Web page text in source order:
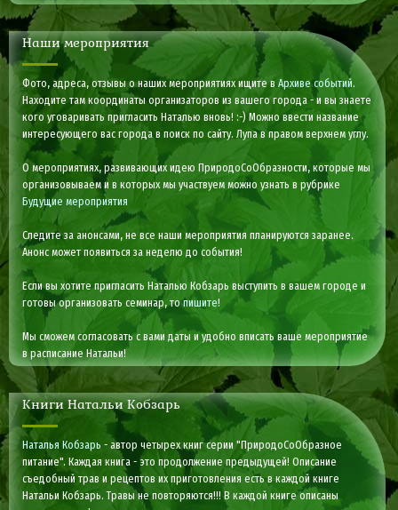
Наши мероприятия
Фото, адреса, отзывы о наших мероприятиях ищите вАрхиве событий.
Находите там координаты организаторов из вашего города - и вы знаете
кого уговаривать пригласить Наталью вновь! :-) Можно ввести название
интересующего вас города в поиск по сайту. Лупа в правом верхнем углу.
О мероприятиях, развивающих идею ПриродоСоОбразности, которые мы
организовываем и в которых мы участвуем можно узнать в рубрике
Будущие мероприятия
Следите за анонсами, не все наши мероприятия планируются заранее.
Анонс может появиться за неделю до события!
Если вы хотите пригласить Наталью Кобзарь выступить в вашем городе и
готовы организовать семинар, топишите!
Мы сможем согласовать с вами даты и удобно вписать ваше мероприятие
в расписание Натальи!
Книги Натальи Кобзарь
Наталья Кобзарь - автор четырех книг серии "ПриродоСоОбразное
питание". Каждая книга - это продолжение предыдущей! Описание
съедобный трав и рецептов их приготовления есть в каждой книге
Натальи Кобзарь. Травы не повторяются!!! В каждой книге описаны